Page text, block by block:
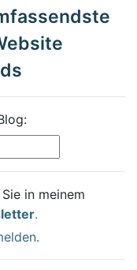
in meinem
.